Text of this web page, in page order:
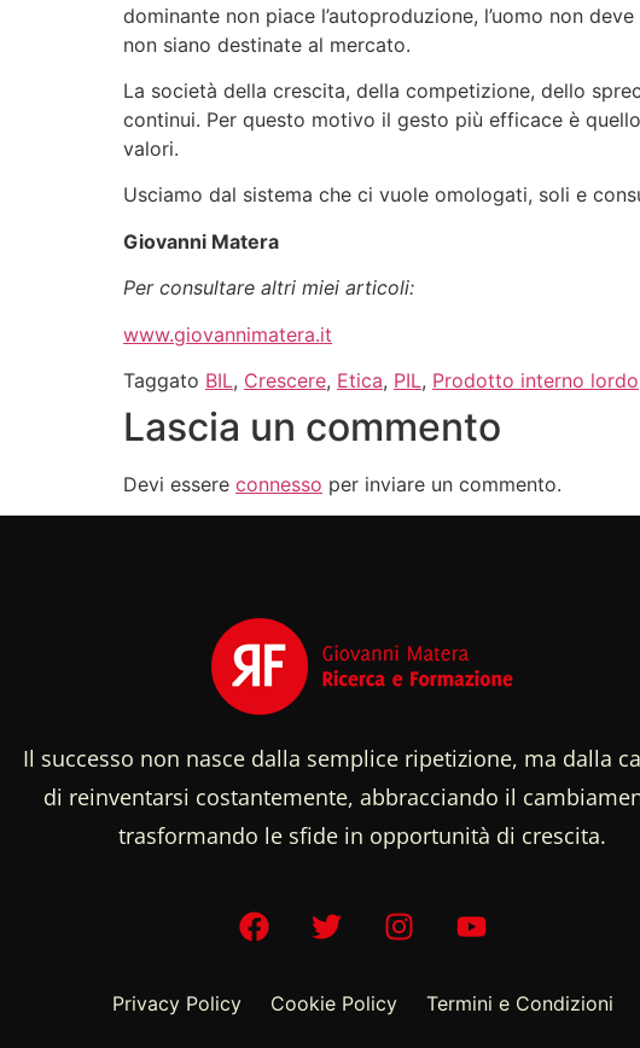
dominante non piace l’autoproduzione, l’uomo non
non siano destinate al mercato.
La società della crescita, della competizione, dello
continui. Per questo motivo il gesto più efficace è
valori.
Usciamo dal sistema che ci vuole omologati, soli e
Giovanni Matera
Per consultare altri miei articoli:
www.giovannimatera.it
Taggato BIL, Crescere, Etica, PIL, Prodotto interno lordo
Lascia un commento
Devi essere connesso per inviare un commento.
Il successo non nasce dalla semplice ripetizione, ma dalla
di reinventarsi costantemente, abbracciando il
trasformando le sfide in opportunità di crescita.
Privacy Policy Cookie Policy Termini e Condizioni